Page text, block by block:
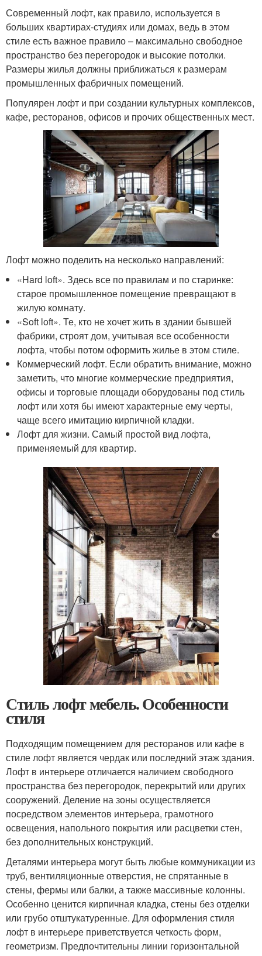
Современный лофт, как правило, используется в
больших квартирах-студиях или домах, ведь в этом
стиле есть важное правило – максимально свободное
пространство без перегородок и высокие потолки.
Размеры жилья должны приближаться к размерам
промышленных фабричных помещений.
Популярен лофт и при создании культурных комплексов,
кафе, ресторанов, офисов и прочих общественных мест.
Лофт можно поделить на несколько направлений:
«Hard loft». Здесь все по правилам и по старинке:
старое промышленное помещение превращают в
жилую комнату.
«Soft loft». Те, кто не хочет жить в здании бывшей
фабрики, строят дом, учитывая все особенности
лофта, чтобы потом оформить жилье в этом стиле.
Коммерческий лофт. Если обратить внимание, можно
заметить, что многие коммерческие предприятия,
офисы и торговые площади оборудованы под стиль
лофт или хотя бы имеют характерные ему черты,
чаще всего имитацию кирпичной кладки.
Лофт для жизни. Самый простой вид лофта,
применяемый для квартир.
Стиль лофт мебель. Особенности
стиля
Подходящим помещением для ресторанов или кафе в
стиле лофт является чердак или последний этаж здания.
Лофт в интерьере отличается наличием свободного
пространства без перегородок, перекрытий или других
сооружений. Деление на зоны осуществляется
посредством элементов интерьера, грамотного
освещения, напольного покрытия или расцветки стен,
без дополнительных конструкций.
Деталями интерьера могут быть любые коммуникации из
труб, вентиляционные отверстия, не спрятанные в
стены, фермы или балки, а также массивные колонны.
Особенно ценится кирпичная кладка, стены без отделки
или грубо отштукатуренные. Для оформления стиля
лофт в интерьере приветствуется четкость форм,
геометризм. Предпочтительны линии горизонтальной